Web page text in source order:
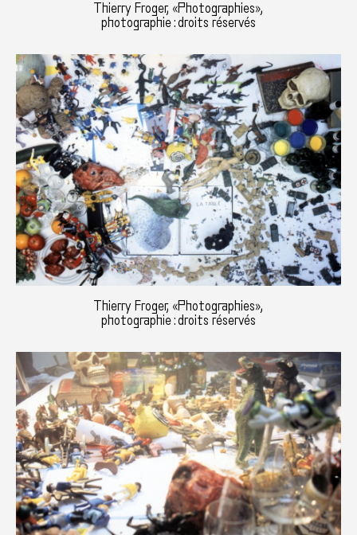
Thierry Froger, «Photographies»,
photographie : droits réservés
Thierry Froger, «Photographies»,
photographie : droits réservés